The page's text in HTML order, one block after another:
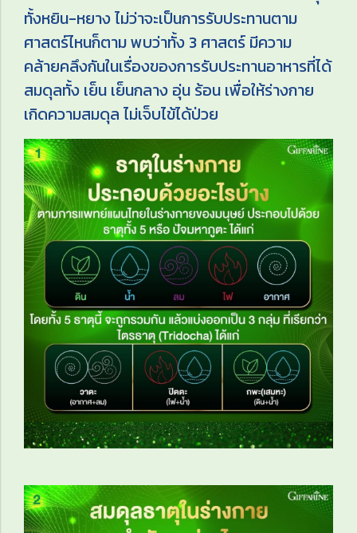
ทั้งหยิน-หยาง ไม่ว่าจะเป็นการรับประทานตาม
ศาสตร์ไหนก็ตาม พบว่าทั้ง 3 ศาสตร์ มีความ
คล้ายคลึงกันในเรื่องของการรับประทานอาหารที่ได้
สมดุลทั้ง เย็น เย็นกลาง อุ่น ร้อน เพื่อให้ร่างกาย
เกิดความสมดุล ไม่เจ็บไข้ได้ป่วย